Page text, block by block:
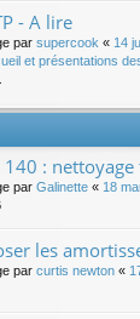
- A lire
par supercook « 14
et présentations
140 :
par Galinette « 18
les
par curtis newton «